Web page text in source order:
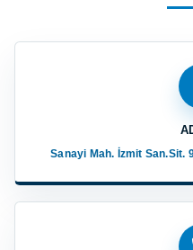
Sanayi Mah. İzmit San.Sit.